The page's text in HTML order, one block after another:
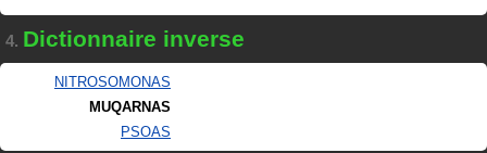
4. Dictionnaire inverse
NITROSOMONAS
MUQARNAS
PSOAS